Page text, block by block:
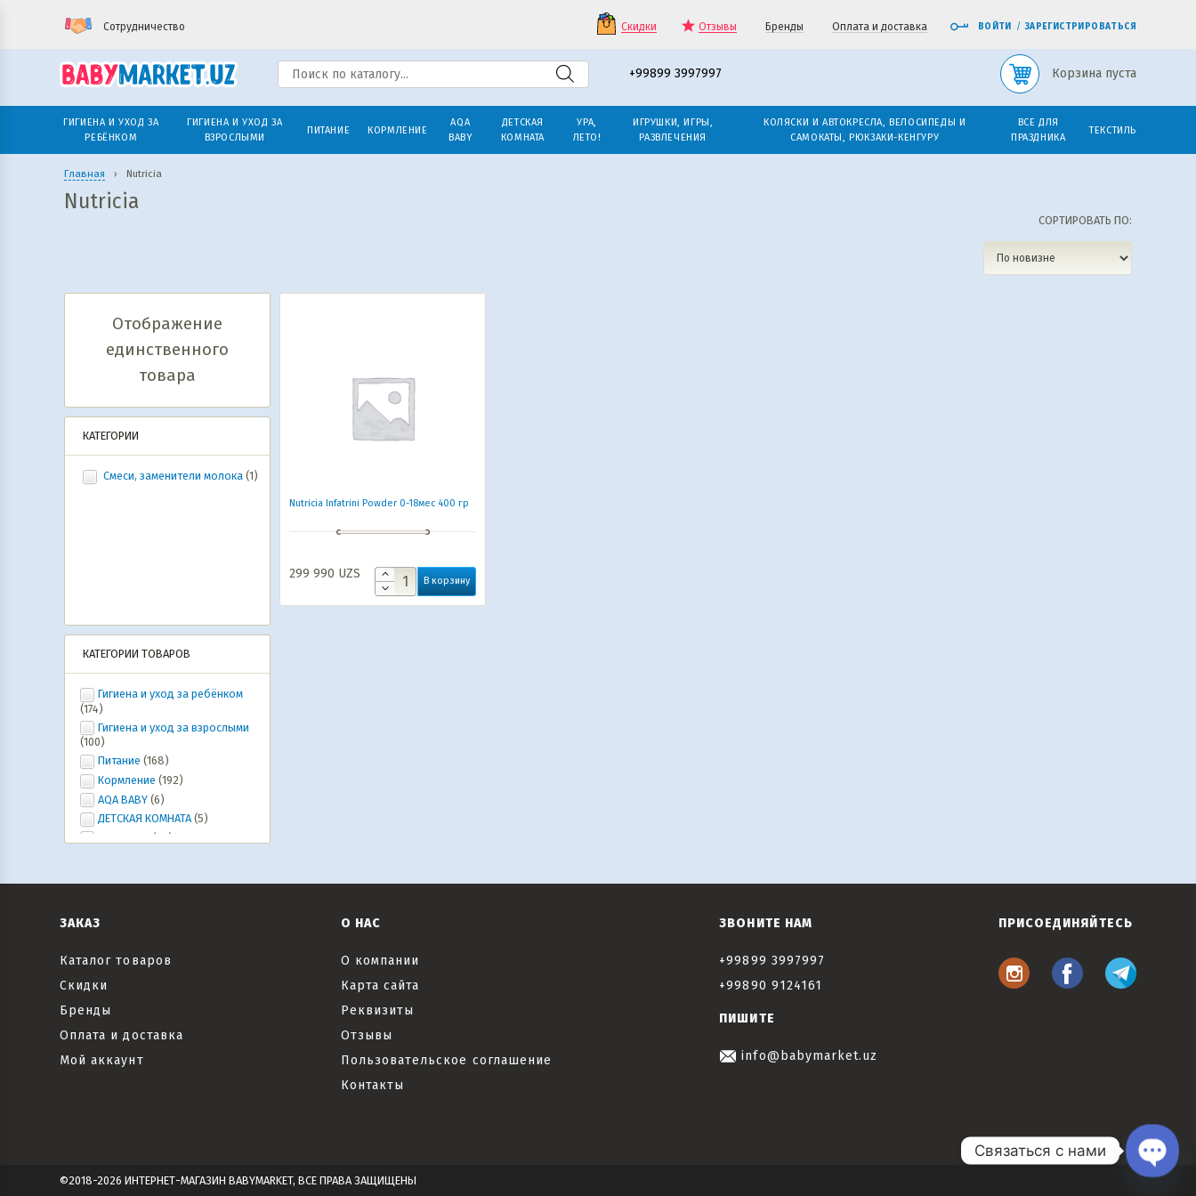
Сотрудничество Скидки Отзывы Бренды Оплата и доставка ВОЙТИ / ЗАРЕГИСТРИРОВАТЬСЯ
+99899 3997997 Корзина пуста
ГИГИЕНА И УХОД ЗА
РЕБЁНКОМ
ГИГИЕНА И УХОД ЗА
ВЗРОСЛЫМИ
ПИТАНИЕ КОРМЛЕНИЕ
AQA
BABY
ДЕТСКАЯ
КОМНАТА
УРА,
ЛЕТО!
ИГРУШКИ, ИГРЫ,
РАЗВЛЕЧЕНИЯ
КОЛЯСКИ И АВТОКРЕСЛА, ВЕЛОСИПЕДЫ И
САМОКАТЫ, РЮКЗАКИ-КЕНГУРУ
ВСЕ ДЛЯ
ПРАЗДНИКА
ТЕКСТИЛЬ
Главная › Nutricia
Nutricia
СОРТИРОВАТЬ ПО:
Отображение
единственного
товара
КАТЕГОРИИ
Смеси, заменители молока (1)
КАТЕГОРИИ ТОВАРОВ
Гигиена и уход за ребёнком
(174)
Гигиена и уход за взрослыми
(100)
Питание (168)
Кормление (192)
AQA BABY (6)
ДЕТСКАЯ КОМНАТА (5)
(20)
кенгуру
Текстиль (6)
Nutricia Infatrini Powder 0-18мес 400 гр
299 990 UZS В корзину
ЗАКАЗ
Каталог товаров
Скидки
Бренды
Оплата и доставка
Мой аккаунт
О НАС
О компании
Карта сайта
Реквизиты
Отзывы
Пользовательское соглашение
Контакты
ЗВОНИТЕ НАМ
+99899 3997997
+99890 9124161
ПИШИТЕ
info@babymarket.uz
ПРИСОЕДИНЯЙТЕСЬ
©2018-2026 ИНТЕРНЕТ-МАГАЗИН BABYMARKET, ВСЕ ПРАВА ЗАЩИЩЕНЫ
Связаться с нами
Open